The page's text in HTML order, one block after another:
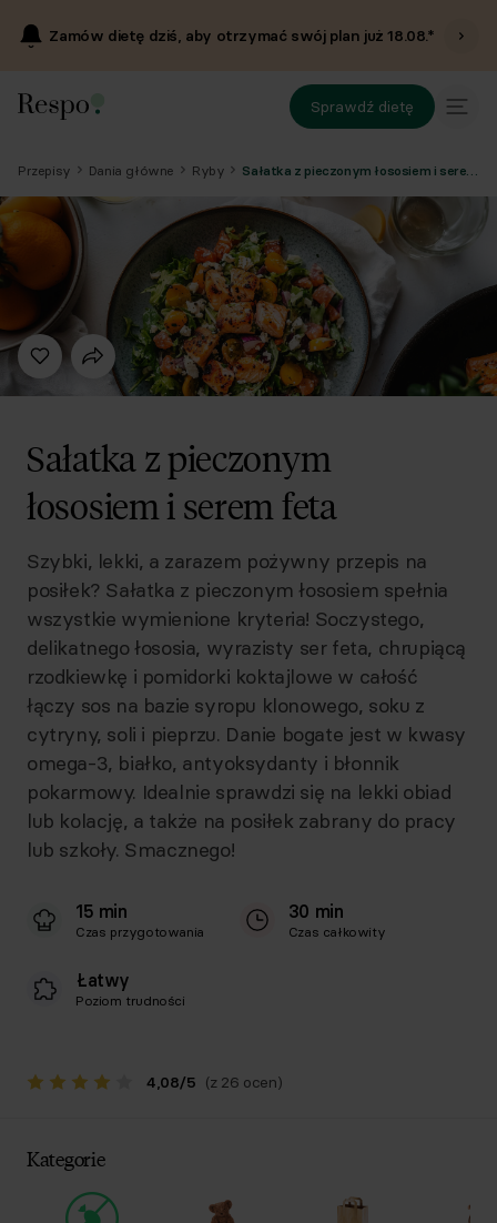
Zamów dietę dziś, aby otrzymać swój plan już18.08.*
Sprawdź dietę
Przepisy Dania główne Ryby
Sałatka z pieczonym
łososiem i serem feta
Szybki, lekki, a zarazem pożywny przepis na
posiłek? Sałatka z pieczonym łososiem spełnia
wszystkie wymienione kryteria! Soczystego,
delikatnego łososia, wyrazisty ser feta, chrupiącą
rzodkiewkę i pomidorki koktajlowe w całość
łączy sos na bazie syropu klonowego, soku z
cytryny, soli i pieprzu. Danie bogate jest w kwasy
omega-3, białko, antyoksydanty i błonnik
pokarmowy. Idealnie sprawdzi się na lekki obiad
lub kolację, a także na posiłek zabrany do pracy
lub szkoły. Smacznego!
15 min
Czas przygotowania
30 min
Czas całkowity
Łatwy
Poziom trudności
4,08/5 (z 26 ocen)
Kategorie